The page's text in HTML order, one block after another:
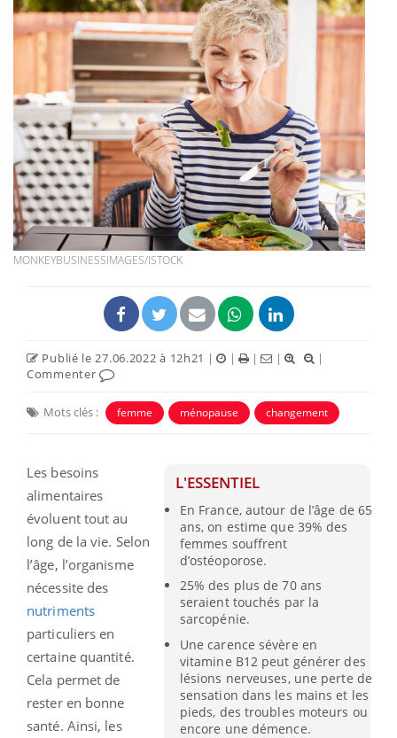
MONKEYBUSINESSIMAGES/ISTOCK
Publié le 27.06.2022 à 12h21 | | | |
|
Commenter
Mots clés : femme ménopause changement
L'ESSENTIEL
En France, autour de l’âge de 65
ans, on estime que 39% des
femmes souffrent
d’ostéoporose.
25% des plus de 70 ans
seraient touchés par la
sarcopénie.
Une carence sévère en
vitamine B12 peut générer des
lésions nerveuses, une perte de
sensation dans les mains et les
pieds, des troubles moteurs ou
encore une démence.
Les besoins
alimentaires
évoluent tout au
long de la vie. Selon
l’âge, l’organisme
nécessite des
nutriments
particuliers en
certaine quantité.
Cela permet de
rester en bonne
santé. Ainsi, les